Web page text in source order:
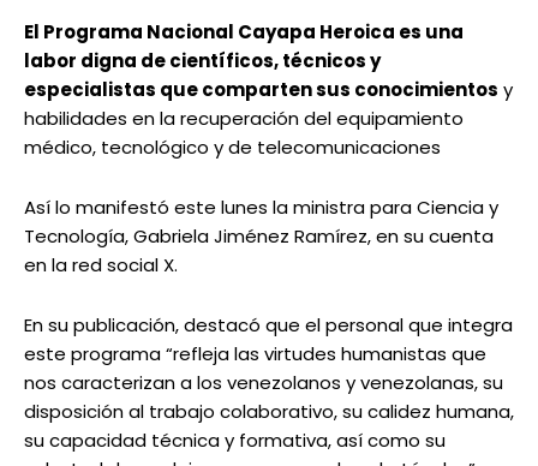
El Programa Nacional Cayapa Heroica es una
labor digna de científicos, técnicos y
especialistas que comparten sus conocimientos y
habilidades en la recuperación del equipamiento
médico, tecnológico y de telecomunicaciones
Así lo manifestó este lunes la ministra para Ciencia y
Tecnología, Gabriela Jiménez Ramírez, en su cuenta
en la red social X.
En su publicación, destacó que el personal que integra
este programa “refleja las virtudes humanistas que
nos caracterizan a los venezolanos y venezolanas, su
disposición al trabajo colaborativo, su calidez humana,
su capacidad técnica y formativa, así como su